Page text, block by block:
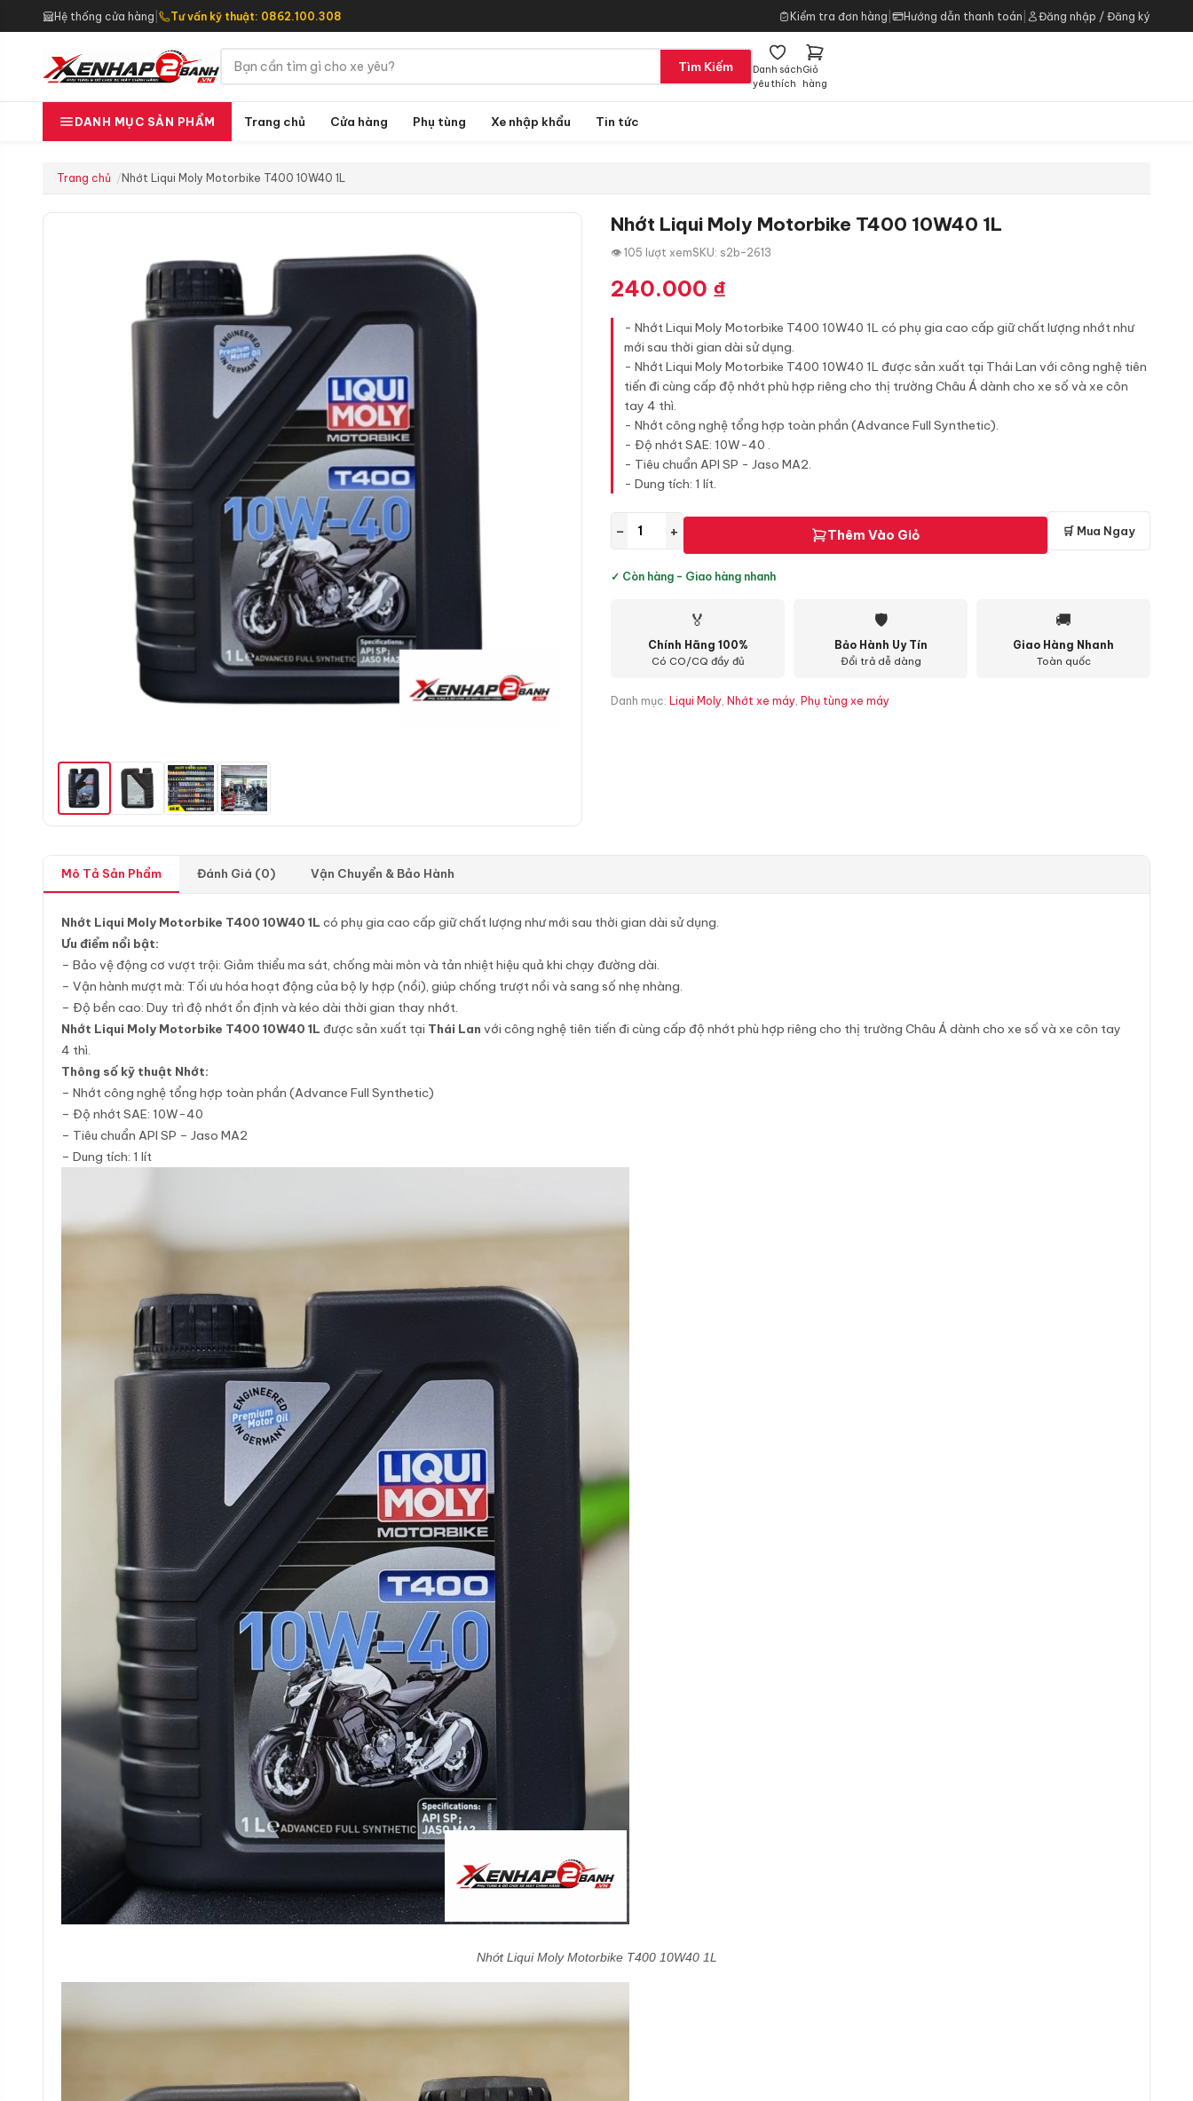
Hệ thống cửa hàng Tư vấn kỹ thuật: 0862.100.308 Kiểm tra đơn hàng Hướng dẫn thanh toán Đăng nhập / Đăng ký
Tìm Kiếm
Danh sách
yêu thích
Giỏ
hàng
DANH MỤC SẢN PHẨM Trang chủ Cửa hàng Phụ tùng Xe nhập khẩu Tin tức
Trang chủ Nhớt Liqui Moly Motorbike T400 10W40 1L
Nhớt Liqui Moly Motorbike T400 10W40 1L
👁 105 lượt xemSKU: s2b-2613
240.000 ₫
- Nhớt Liqui Moly Motorbike T400 10W40 1L có phụ gia cao cấp giữ chất lượng nhớt như
mới sau thời gian dài sử dụng.
- Nhớt Liqui Moly Motorbike T400 10W40 1L được sản xuất tại Thái Lan với công nghệ tiên
tiến đi cùng cấp độ nhớt phù hợp riêng cho thị trường Châu Á dành cho xe số và xe côn
tay 4 thì.
- Nhớt công nghệ tổng hợp toàn phần (Advance Full Synthetic).
- Độ nhớt SAE: 10W-40 .
- Tiêu chuẩn API SP - Jaso MA2.
- Dung tích: 1 lít.
− + Thêm Vào Giỏ 🛒 Mua Ngay
✓ Còn hàng - Giao hàng nhanh
🏅
Chính Hãng 100%
Có CO/CQ đầy đủ
🛡
Bảo Hành Uy Tín
Đổi trả dễ dàng
🚚
Giao Hàng Nhanh
Toàn quốc
Danh mục: Liqui Moly, Nhớt xe máy, Phụ tùng xe máy
Mô Tả Sản Phẩm Đánh Giá (0) Vận Chuyển & Bảo Hành
Nhớt Liqui Moly Motorbike T400 10W40 1L có phụ gia cao cấp giữ chất lượng như mới sau thời gian dài sử dụng.
Ưu điểm nổi bật:
– Bảo vệ động cơ vượt trội: Giảm thiểu ma sát, chống mài mòn và tản nhiệt hiệu quả khi chạy đường dài.
– Vận hành mượt mà: Tối ưu hóa hoạt động của bộ ly hợp (nồi), giúp chống trượt nồi và sang số nhẹ nhàng.
– Độ bền cao: Duy trì độ nhớt ổn định và kéo dài thời gian thay nhớt.
Nhớt Liqui Moly Motorbike T400 10W40 1L được sản xuất tại Thái Lan với công nghệ tiên tiến đi cùng cấp độ nhớt phù hợp riêng cho thị trường Châu Á dành cho xe số và xe côn tay
4 thì.
Thông số kỹ thuật Nhớt:
– Nhớt công nghệ tổng hợp toàn phần (Advance Full Synthetic)
– Độ nhớt SAE: 10W-40
– Tiêu chuẩn API SP – Jaso MA2
– Dung tích: 1 lít
Nhớt Liqui Moly Motorbike T400 10W40 1L